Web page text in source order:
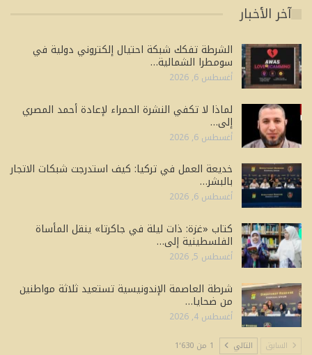
آخر الأخبار
الشرطة تفكك شبكة احتيال إلكتروني دولية في
سومطرا الشمالية…
أغسطس 6, 2026
لماذا لا تكفي النشرة الحمراء لإعادة أحمد المصري
إلى…
أغسطس 6, 2026
خديعة العمل في تركيا: كيف استدرجت شبكات الاتجار
بالبشر…
أغسطس 6, 2026
كتاب «غزة: ذات ليلة في جاكرتا» ينقل المأساة
الفلسطينية إلى…
أغسطس 5, 2026
شرطة العاصمة الإندونيسية تستعيد ثلاثة مواطنين
من ضحايا…
أغسطس 4, 2026
السابق التالي 1 من 1٬630